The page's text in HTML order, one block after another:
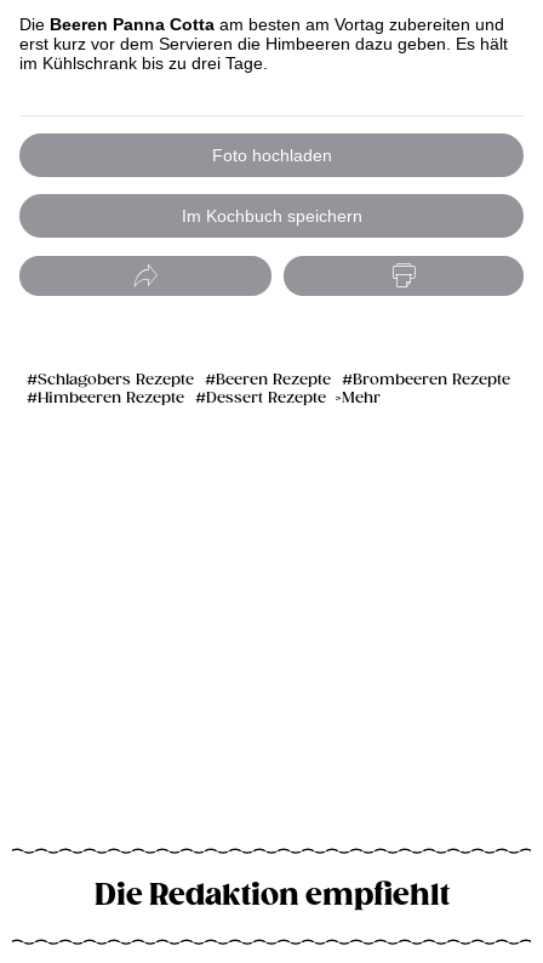
Die Beeren Panna Cotta am besten am Vortag zubereiten und
erst kurz vor dem Servieren die Himbeeren dazu geben. Es hält
im Kühlschrank bis zu drei Tage.
Foto hochladen
Im Kochbuch speichern
Schlagobers Rezepte Beeren Rezepte
Brombeeren Rezepte
Himbeeren Rezepte
Dessert Rezepte Mehr
Die Redaktion empfiehlt